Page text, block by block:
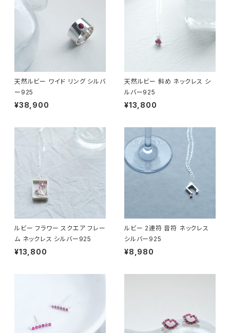
天然ルビー ワイド リング シルバ
ー925
¥38,900
天然ルビー 斜め ネックレス シ
ルバー925
¥13,800
ルビー フラワー スクエア フレー
ム ネックレス シルバー925
¥13,800
ルビー 2連符 音符 ネックレス
シルバー925
¥8,980